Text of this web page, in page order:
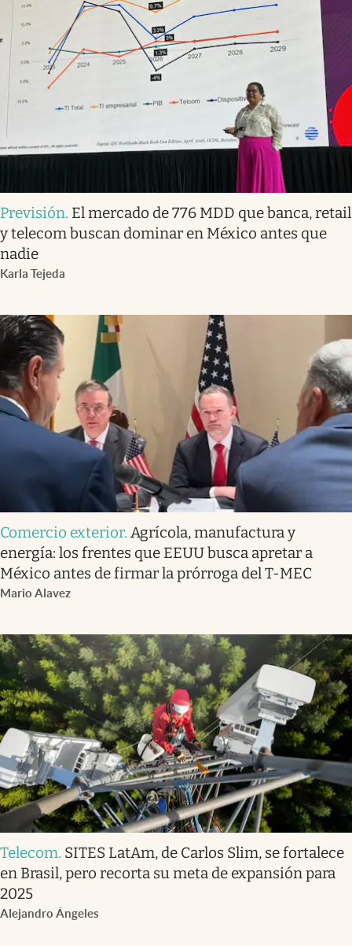
Previsión. El mercado de 776 MDD que banca, retail
y telecom buscan dominar en México antes que
nadie
Karla Tejeda
Comercio exterior. Agrícola, manufactura y
energía: los frentes que EEUU busca apretar a
México antes de firmar la prórroga del T-MEC
Mario Alavez
Telecom. SITES LatAm, de Carlos Slim, se fortalece
en Brasil, pero recorta su meta de expansión para
2025
Alejandro Ángeles